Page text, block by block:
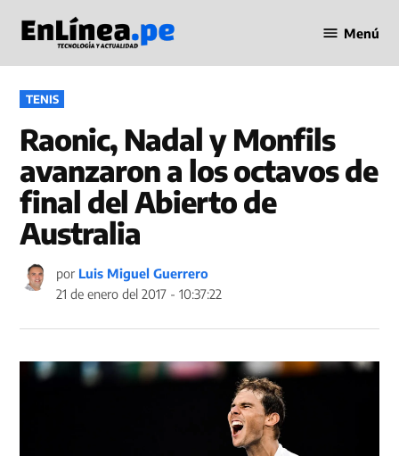
contenido
en Línea
Menú
PUBLICADO
EN
TENIS
Raonic, Nadal y Monfils
avanzaron a los octavos de
final del Abierto de
Australia
por Luis Miguel Guerrero
21 de enero del 2017 - 10:37:22